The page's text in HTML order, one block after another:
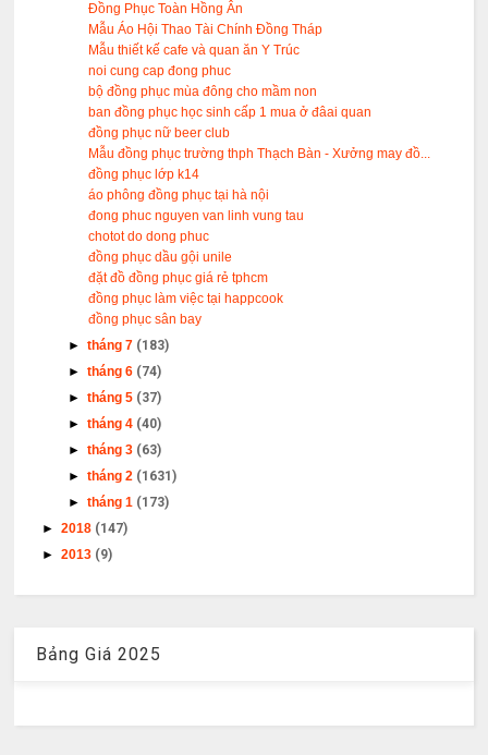
Đồng Phục Toàn Hồng Ân
Mẫu Áo Hội Thao Tài Chính Đồng Tháp
Mẫu thiết kế cafe và quan ăn Y Trúc
noi cung cap đong phuc
bộ đồng phục mùa đông cho mầm non
ban đồng phục học sinh cấp 1 mua ở đâai quan
đồng phục nữ beer club
Mẫu đồng phục trường thph Thạch Bàn - Xưởng may đồ...
đồng phục lớp k14
áo phông đồng phục tại hà nội
đong phuc nguyen van linh vung tau
chotot do dong phuc
đồng phục dầu gội unile
đặt đồ đồng phục giá rẻ tphcm
đồng phục làm việc tại happcook
đồng phục sân bay
►tháng 7 (183)
►tháng 6 (74)
►tháng 5 (37)
►tháng 4 (40)
►tháng 3 (63)
►tháng 2 (1631)
►tháng 1 (173)
►2018 (147)
►2013 (9)
Bảng Giá 2025